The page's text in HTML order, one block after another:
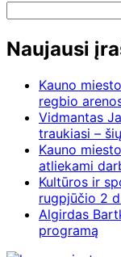
Naujausi
Kauno
regbio
Vidmantas
traukiasi –
Kauno
atliekami
Kultūros ir
rugpjūčio 2
Algirdas
programą